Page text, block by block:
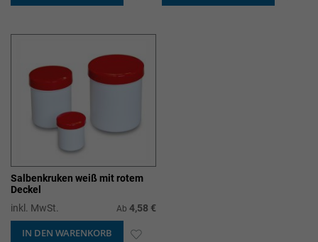
Salbenkruken weiß mit rotem
Deckel
inkl. MwSt.
Ab 4,58 €
IN DEN WARENKORB ZUR